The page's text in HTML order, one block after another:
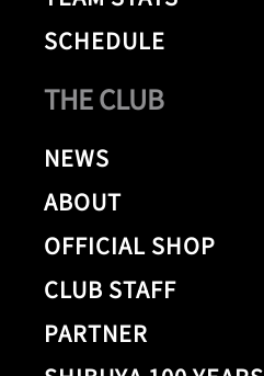
THE CLUB
NEWS
ABOUT
OFFICIAL SHOP
CLUB STAFF
PARTNER
SCHEDULE